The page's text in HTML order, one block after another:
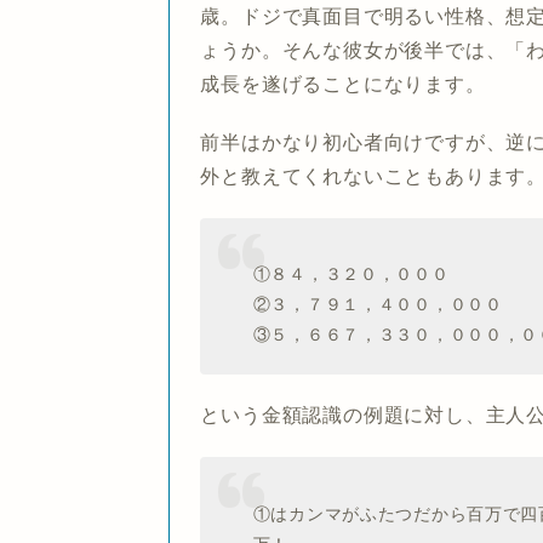
歳。ドジで真面目で明るい性格、想
ょうか。そんな彼女が後半では、「
成長を遂げることになります。
前半はかなり初心者向けですが、逆
外と教えてくれないこともあります
①８４，３２０，０００
②３，７９１，４００，０００
③５，６６７，３３０，０００，
という金額認識の例題に対し、主人
①はカンマがふたつだから百万で